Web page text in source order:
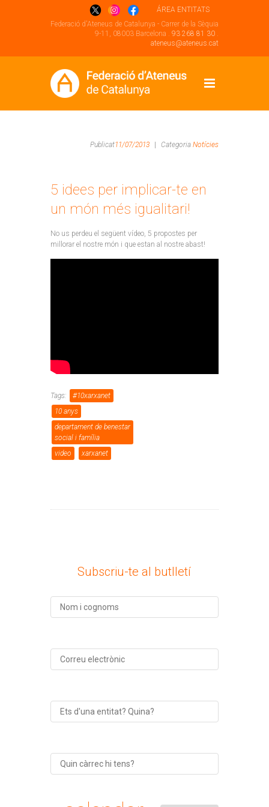
ÁREA ENTITATS
Federació d'Ateneus de Catalunya - Carrer de la Sèquia
9-11, 08003 Barcelona . 93 268 81 30 .
ateneus@ateneus.cat
Publicat11/07/2013 Categoria Notícies
5 idees per implicar-te en
un món més igualitari!
No us perdeu el següent vídeo, 5 propostes per
millorar el nostre món i que estan al nostre abast!
Tags:
#10xarxanet
10 anys
departament de benestar
social i família
video
xarxanet
Subscriu-te al butlletí